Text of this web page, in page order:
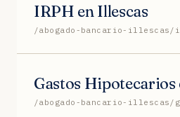
IRPH en Illescas
/abogado-bancario-illescas/
Gastos Hipotecarios
/abogado-bancario-illescas/